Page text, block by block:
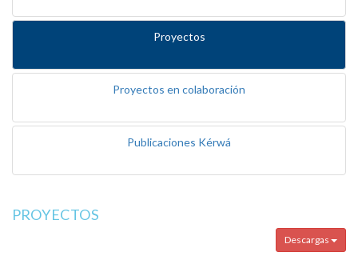
Proyectos
Proyectos en colaboración
Publicaciones Kérwá
PROYECTOS
Descargas